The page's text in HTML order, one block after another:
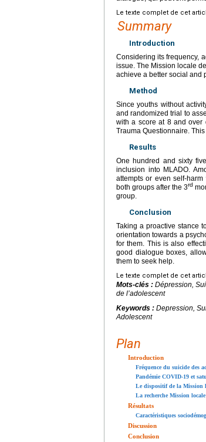
Le texte complet de cet
Summary
Introduction
Considering its frequency,
issue. The Mission locale
achieve a better social and
Method
Since youths without
and randomized trial to
with a score at 8 and over
Trauma Questionnaire.
Results
One hundred and sixty
inclusion into MLADO.
attempts or even self-
both groups after the 3rd
group.
Conclusion
Taking a proactive stance
orientation towards a
for them. This is also
good dialogue boxes,
them to seek help.
Le texte complet de cet
Mots-clés : Dépression,
de l’adolescent
Keywords : Depression,
Adolescent
Plan
Introduction
Fréquence du suicide des
Pandémie COVID-19 et
Le dispositif de la Mission
La recherche Mission
Résultats
Caractéristiques
Discussion
Conclusion